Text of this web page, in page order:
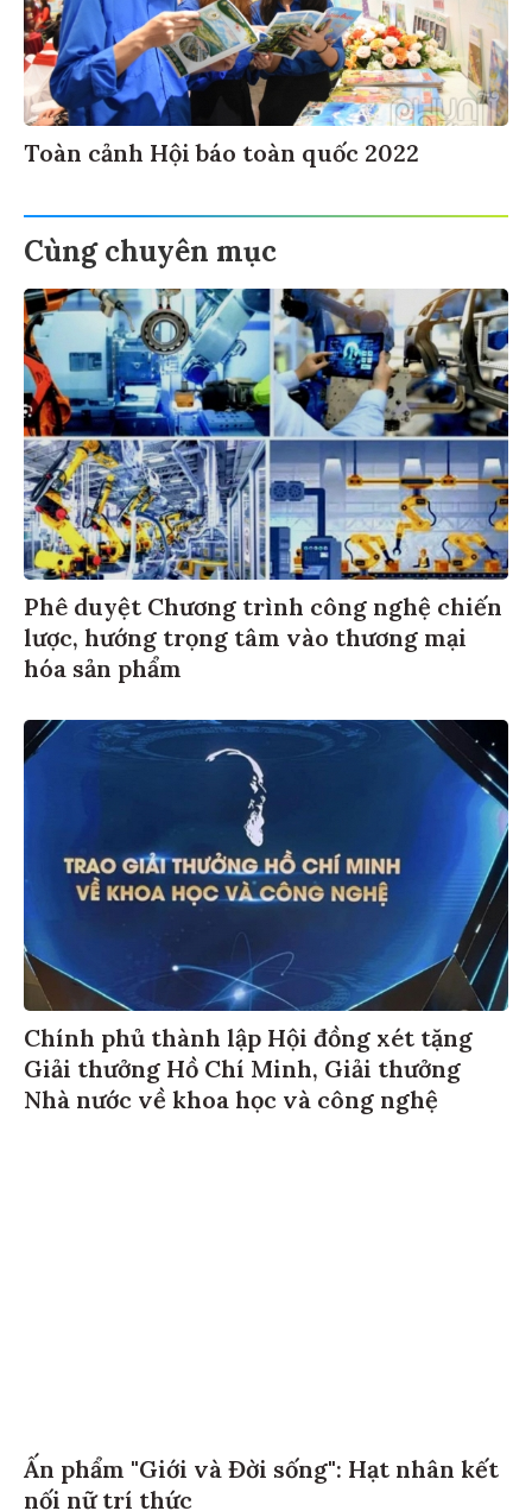
Toàn cảnh Hội báo toàn quốc 2022
Cùng chuyên mục
Phê duyệt Chương trình công nghệ chiến
lược, hướng trọng tâm vào thương mại
hóa sản phẩm
Chính phủ thành lập Hội đồng xét tặng
Giải thưởng Hồ Chí Minh, Giải thưởng
Nhà nước về khoa học và công nghệ
Ấn phẩm "Giới và Đời sống": Hạt nhân kết
nối nữ trí thức